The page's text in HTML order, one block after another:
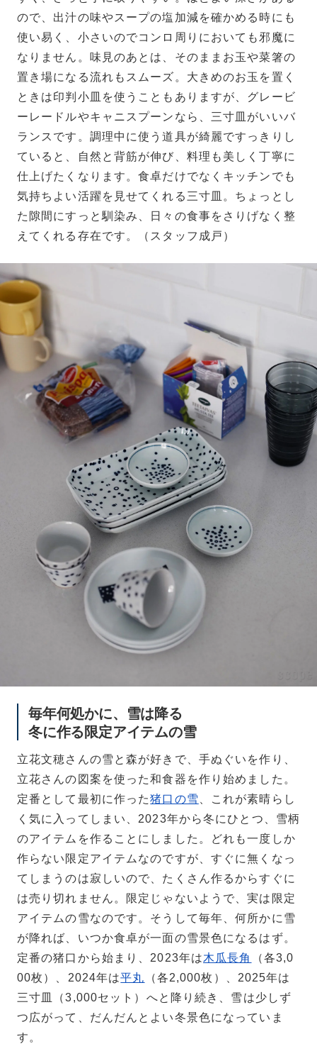
ので、出汁の味やスープの塩加減を確かめる時にも
使い易く、小さいのでコンロ周りにおいても邪魔に
なりません。味見のあとは、そのままお玉や菜箸の
置き場になる流れもスムーズ。大きめのお玉を置く
ときは印判小皿を使うこともありますが、グレービ
ーレードルやキャニスプーンなら、三寸皿がいいバ
ランスです。調理中に使う道具が綺麗ですっきりし
ていると、自然と背筋が伸び、料理も美しく丁寧に
仕上げたくなります。食卓だけでなくキッチンでも
気持ちよい活躍を見せてくれる三寸皿。ちょっとし
た隙間にすっと馴染み、日々の食事をさりげなく整
えてくれる存在です。（スタッフ成戸）
毎年何処かに、雪は降る
冬に作る限定アイテムの雪
立花文穂さんの雪と森が好きで、手ぬぐいを作り、
立花さんの図案を使った和食器を作り始めました。
定番として最初に作った猪口の雪
、これが素晴らし
く気に入ってしまい、2023年から冬にひとつ、雪柄
のアイテムを作ることにしました。どれも一度しか
作らない限定アイテムなのですが、すぐに無くなっ
てしまうのは寂しいので、たくさん作るからすぐに
は売り切れません。限定じゃないようで、実は限定
アイテムの雪なのです。そうして毎年、何所かに雪
が降れば、いつか食卓が一面の雪景色になるはず。
定番の猪口から始まり、2023年は木瓜長角
（各3,0
00枚）、2024年は平丸 （各2,000枚）、2025年は
三寸皿（3,000セット）へと降り続き、雪は少しず
つ広がって、だんだんとよい冬景色になっていま
す。